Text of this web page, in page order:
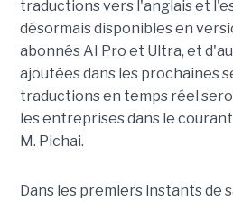
traductions vers l'anglais et
désormais disponibles en
abonnés AI Pro et Ultra, et
ajoutées dans les prochaines
traductions en temps réel
les entreprises dans le
M. Pichai.
Dans les premiers instants de